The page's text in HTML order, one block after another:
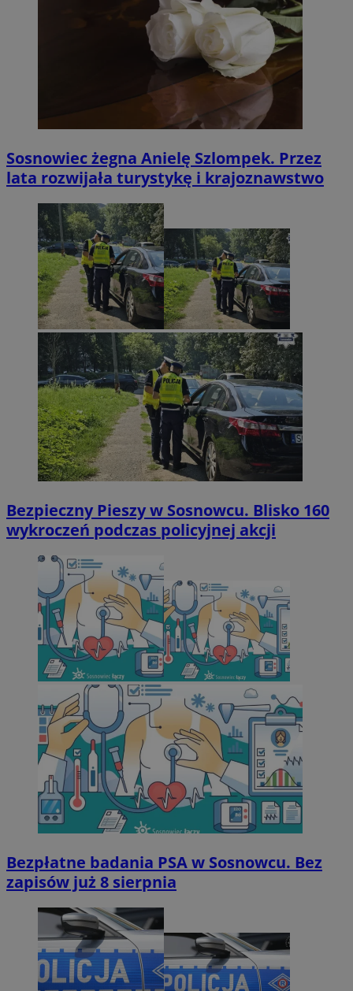
Sosnowiec żegna Anielę Szlompek. Przez
lata rozwijała turystykę i krajoznawstwo
Bezpieczny Pieszy w Sosnowcu. Blisko 160
wykroczeń podczas policyjnej akcji
Bezpłatne badania PSA w Sosnowcu. Bez
zapisów już 8 sierpnia